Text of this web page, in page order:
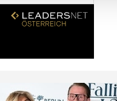
weiter. Unsere
haben oder die